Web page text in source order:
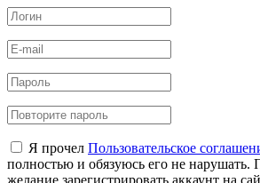
Я прочел Пользовательское
полностью и обязуюсь его не нарушать.
желание зарегистрировать аккаунт на